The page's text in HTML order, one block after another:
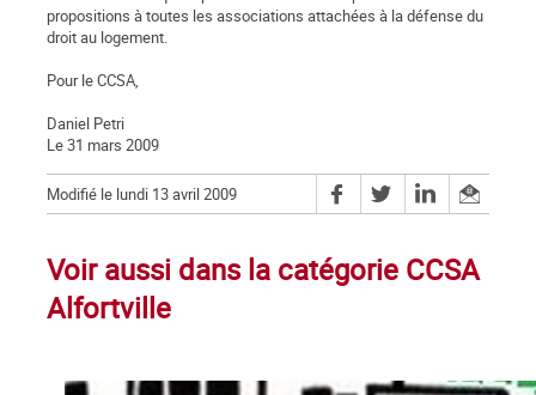
propositions à toutes les associations attachées à la défense du
droit au logement.
Pour le CCSA,
Daniel Petri
Le 31 mars 2009
Modifié le lundi 13 avril 2009
Voir aussi dans la catégorie CCSA
Alfortville